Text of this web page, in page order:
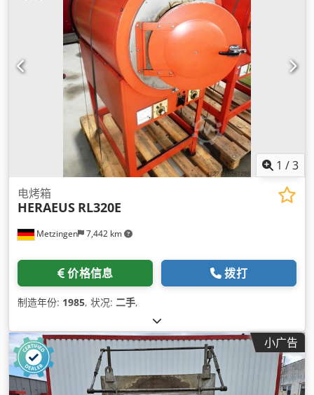
1 /3
Metzingen 7,442 km
电烤箱
HERAEUS RL320E
价格信息 拨打
制造年份: 1985, 状况: 二手,
小广告